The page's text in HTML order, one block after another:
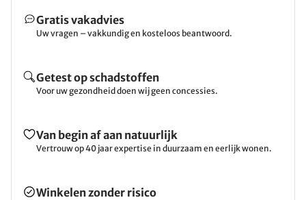
Gratis vakadvies
Uw vragen – vakkundig en kosteloos beantwoord.
Getest op schadstoffen
Voor uw gezondheid doen wij geen concessies.
Van begin af aan natuurlijk
Vertrouw op 40 jaar expertise in duurzaam en eerlijk wonen.
Winkelen zonder risico